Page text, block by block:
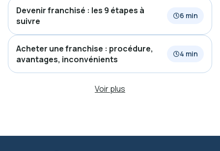
Devenir franchisé : les 9 étapes à
suivre
6 min
Acheter une franchise : procédure,
avantages, inconvénients
4 min
Voir plus